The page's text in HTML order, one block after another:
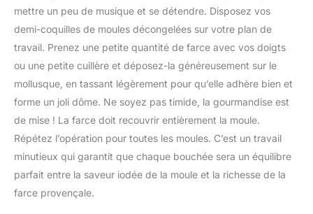
mettre un peu de musique et se détendre. Disposez vos
demi-coquilles de moules décongelées sur votre plan de
travail. Prenez une petite quantité de farce avec vos doigts
ou une petite cuillère et déposez-la généreusement sur le
mollusque, en tassant légèrement pour qu’elle adhère bien et
forme un joli dôme. Ne soyez pas timide, la gourmandise est
de mise ! La farce doit recouvrir entièrement la moule.
Répétez l’opération pour toutes les moules. C’est un travail
minutieux qui garantit que chaque bouchée sera un équilibre
parfait entre la saveur iodée de la moule et la richesse de la
farce provençale.